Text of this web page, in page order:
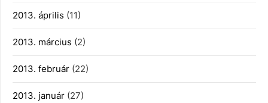
2013. április (11)
2013. március (2)
2013. február (22)
2013. január (27)